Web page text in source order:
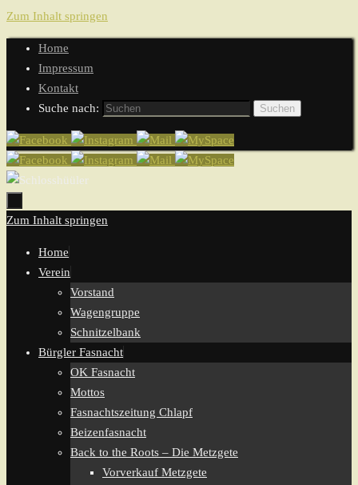
Zum Inhalt springen
Home
Impressum
Kontakt
Suche nach:
Suchen
Zum Inhalt springen
Home
Verein
Vorstand
Wagengruppe
Schnitzelbank
Bürgler Fasnacht
OK Fasnacht
Mottos
Fasnachtszeitung Chlapf
Beizenfasnacht
Back to the Roots – Die Metzgete
Vorverkauf Metzgete